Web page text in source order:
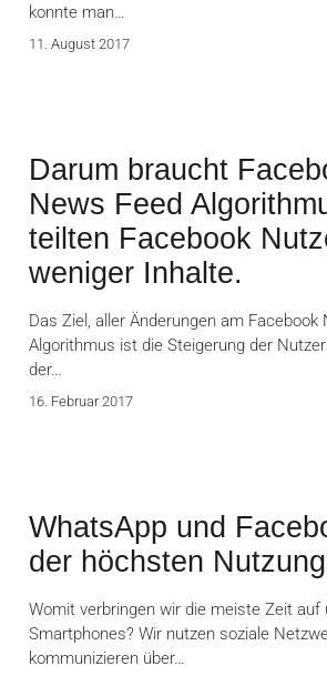
konnte man…
11. August 2017
Darum braucht
News Feed
teilten Facebook
weniger Inhalte.
Das Ziel, aller Änderungen am Facebook
Algorithmus ist die Steigerung der
der…
16. Februar 2017
WhatsApp und
der höchsten
Womit verbringen wir die meiste Zeit auf
Smartphones? Wir nutzen soziale
kommunizieren über…